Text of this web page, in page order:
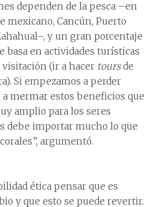
dependen de la pesca –en
mexicano, Cancún, Puerto
y un gran porcentaje
basa en actividades turísticas
(ir a hacer toursde
Si empezamos a perder
a mermar estos beneficios que
amplio para los seres
debe importar mucho lo que
argumentó.
ética pensar que es
y que esto se puede revertir.